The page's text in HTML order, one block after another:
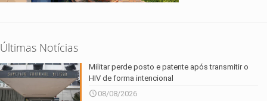
Últimas Notícias
Militar perde posto e patente após transmitir o
HIV de forma intencional
08/08/2026